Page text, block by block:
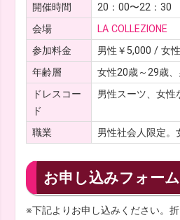
開催時間
20：00〜22：30
会場
LA COLLEZIONE
参加料金
男性￥5,000 / 女
年齢層
女性20歳～29歳
ドレスコー
ド
男性スーツ、女性
職業 男性社会人限定。
お申し込みフォーム
※下記よりお申し込みください。